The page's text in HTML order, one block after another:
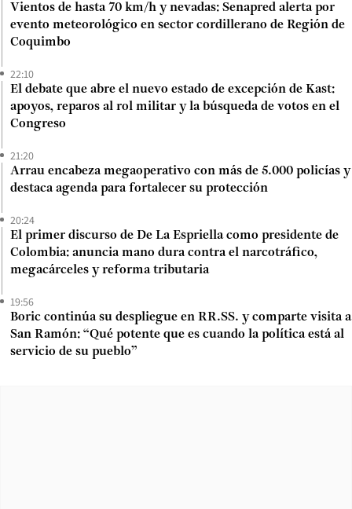
Vientos de hasta 70 km/h y nevadas: Senapred alerta por
evento meteorológico en sector cordillerano de Región de
Coquimbo
22:10
El debate que abre el nuevo estado de excepción de Kast:
apoyos, reparos al rol militar y la búsqueda de votos en el
Congreso
21:20
Arrau encabeza megaoperativo con más de 5.000 policías y
destaca agenda para fortalecer su protección
20:24
El primer discurso de De La Espriella como presidente de
Colombia: anuncia mano dura contra el narcotráfico,
megacárceles y reforma tributaria
19:56
Boric continúa su despliegue en RR.SS. y comparte visita a
San Ramón: “Qué potente que es cuando la política está al
servicio de su pueblo”